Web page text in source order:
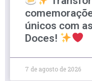
únicos com
Doces!
7 de agosto de 2026